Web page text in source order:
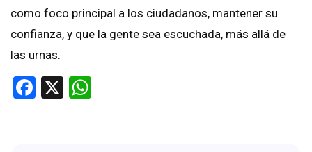
como foco principal a los ciudadanos, mantener su
confianza, y que la gente sea escuchada, más allá de
las urnas.
Facebook
X